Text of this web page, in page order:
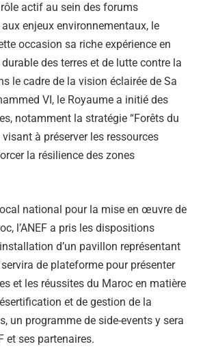
actif au sein des forums
enjeux environnementaux, le
occasion sa riche expérience en
des terres et de lutte contre la
le cadre de la vision éclairée de Sa
VI, le Royaume a initié des
notamment la stratégie “Forêts du
à préserver les ressources
la résilience des zones
national pour la mise en œuvre de
l’ANEF a pris les dispositions
d’un pavillon représentant
de plateforme pour présenter
et les réussites du Maroc en matière
et de gestion de la
un programme de side-events y sera
et ses partenaires.